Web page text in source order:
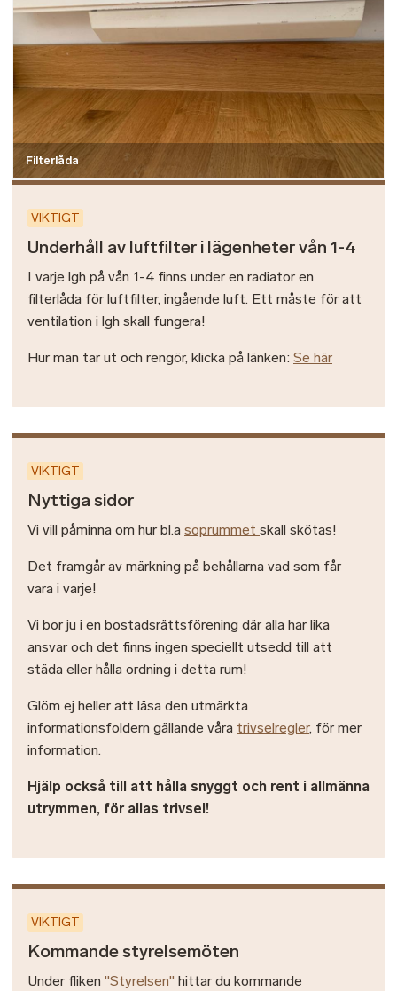
Filterlåda
VIKTIGT
Underhåll av luftfilter i lägenheter vån 1-4
I varje lgh på vån 1-4 finns under en radiator en
filterlåda för luftfilter, ingående luft. Ett måste för att
ventilation i lgh skall fungera!
Hur man tar ut och rengör, klicka på länken: Se här
VIKTIGT
Nyttiga sidor
Vi vill påminna om hur bl.a soprummet skall skötas!
Det framgår av märkning på behållarna vad som får
vara i varje!
Vi bor ju i en bostadsrättsförening där alla har lika
ansvar och det finns ingen speciellt utsedd till att
städa eller hålla ordning i detta rum!
Glöm ej heller att läsa den utmärkta
informationsfoldern gällande våra trivselregler, för mer
information.
Hjälp också till att hålla snyggt och rent i allmänna
utrymmen, för allas trivsel!
VIKTIGT
Kommande styrelsemöten
Under fliken "Styrelsen" hittar du kommande